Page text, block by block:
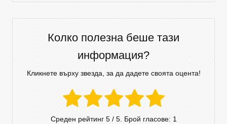
Колко полезна беше тази
информация?
Кликнете върху звезда, за да дадете своята оцента!
Среден рейтинг 5/ 5. Брой гласове: 1